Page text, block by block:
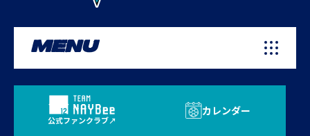
MENU
公式ファンクラブ
カレンダー